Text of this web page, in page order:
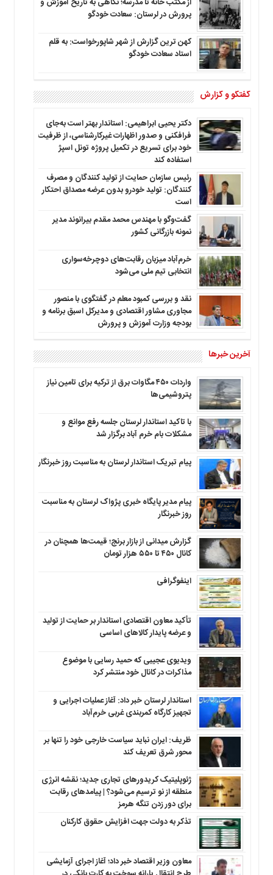
پرورش در لرستان: سعادت خودگو
کهن ترین گزارش از شهر شاپورخواست: به قلم
استاد سعادت خودگو
گفتگو و گزارش
دکتر یحیی ابراهیمی: استاندار بهتر است به‌جای
فرافکنی و صدور اظهارات غیرکارشناسی، از ظرفیت
خود برای تسریع در تکمیل پروژه تونل اسپژ
استفاده کند
رئیس سازمان حمایت از تولید کنندگان و مصرف
کنندگان: تولید خودرو بدون عرضه مصداق احتکار
است
گفت‌وگو با مهندس محمد مقدم بیرانوند مدیر
نمونه بازرگانی کشور
خرم‌آباد میزبان رقابت‌های دوچرخه‌سواری
انتخابی تیم ملی می‌شود
نقد و بررسی کمبود معلم در گفتگوی با منصور
مجاوری مشاور اقتصادی و مدیرکل اسبق برنامه و
بودجه وزارت آموزش و پرورش
آخرین خبرها
واردات ۴۵۰ مگاوات برق از ترکیه برای تامین نیاز
پتروشیمی‌ها
با تاکید استاندار لرستان جلسه رفع موانع و
مشکلات بام خرم آباد برگزار شد
پیام تبریک استاندار لرستان به‌ مناسبت روز خبرنگار
پیام مدیر پایگاه خبری پژواک لرستان به مناسبت
روز خبرنگار
گزارش میدانی از بازار برنج؛ قیمت‌ها همچنان در
کانال ۴۵۰ تا ۵۵۰ هزار تومان
اینفوگرافی
تأکید معاون اقتصادی استاندار بر حمایت از تولید
و عرضه پایدار کالاهای اساسی
ویدیوی عجیبی که حمید رسایی با موضوع
مذاکرات در کانال خود منتشر کرد
استاندار لرستان خبر داد: آغاز عملیات اجرایی و
تجهیز کارگاه کمربندی غربی خرم‌آباد
ظریف: ایران نباید سیاست خارجی خود را تنها بر
محور شرق تعریف کند
ژئوپلیتیک کریدورهای تجاری جدید؛ نقشه انرژی
منطقه‌ از نو ترسیم می‌شود؟ | پیامدهای رقابت
برای دور زدن تنگه هرمز
تذکر به دولت جهت افزایش حقوق کارکنان ‌
معاون وزیر اقتصاد خبر داد؛ آغاز اجرای آزمایشی